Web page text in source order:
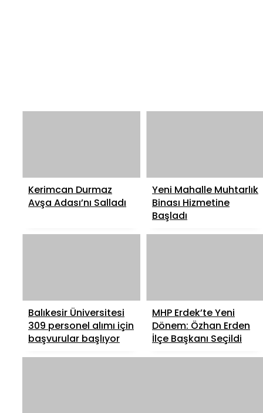
Kerimcan Durmaz
Avşa Adası’nı Salladı
Yeni Mahalle Muhtarlık
Binası Hizmetine
Başladı
Balıkesir Üniversitesi
309 personel alımı için
başvurular başlıyor
MHP Erdek’te Yeni
Dönem: Özhan Erden
İlçe Başkanı Seçildi